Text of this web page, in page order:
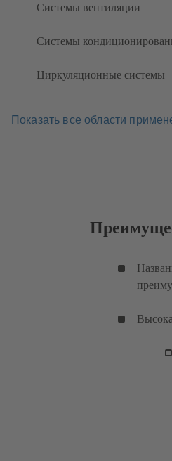
Системы вентиляции
Системы
Циркуляционные системы
Показать все области